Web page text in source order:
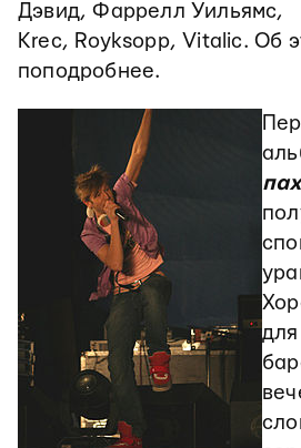
Дэвид, Фаррелл Уильямс,
Krec, Royksopp, Vitalic. Об
поподробнее.